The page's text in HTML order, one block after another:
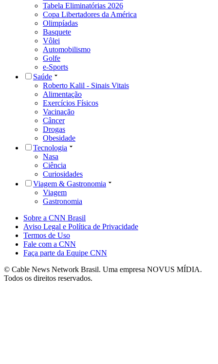
Tabela Eliminatórias 2026
Copa Libertadores da América
Olimpíadas
Basquete
Vôlei
Automobilismo
Golfe
e-Sports
Saúde
Roberto Kalil - Sinais Vitais
Alimentação
Exercícios Físicos
Vacinação
Câncer
Drogas
Obesidade
Tecnologia
Nasa
Ciência
Curiosidades
Viagem & Gastronomia
Viagem
Gastronomia
Sobre a CNN Brasil
Aviso Legal e Política de Privacidade
Termos de Uso
Fale com a CNN
Faça parte da Equipe CNN
© Cable News Network Brasil. Uma empresa NOVUS MÍDIA.
Todos os direitos reservados.